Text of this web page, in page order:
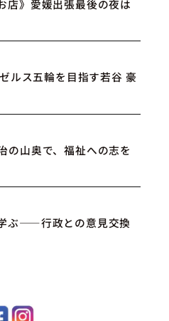
店》愛媛出張最後の夜は
ルス五輪を目指す若谷 豪
山奥で、福祉への志を
ぶ――行政との意見交換